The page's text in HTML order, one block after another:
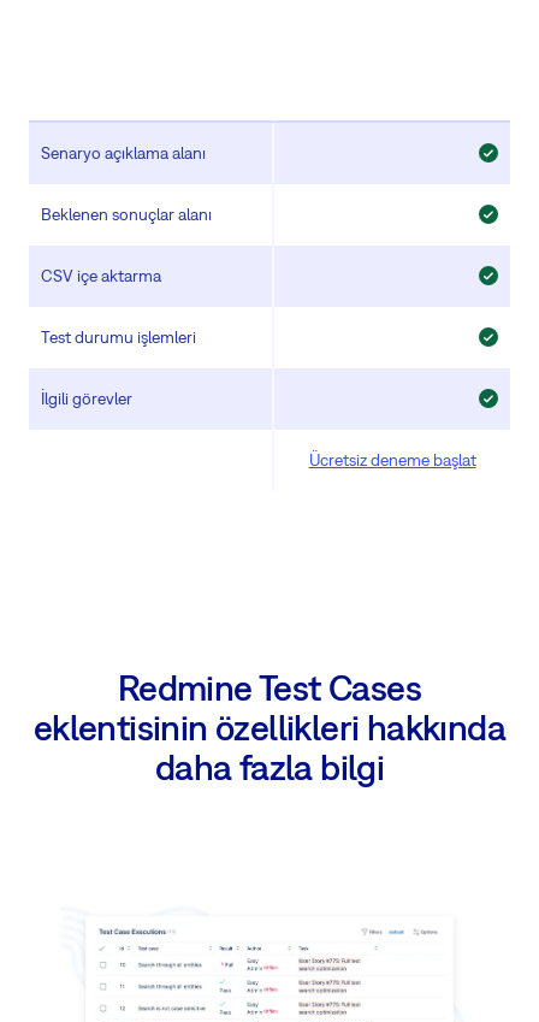
Senaryo açıklama alanı
Beklenen sonuçlar alanı
CSV içe aktarma
Test durumu işlemleri
İlgili görevler
Ücretsiz deneme başlat
Redmine Test Cases
eklentisinin özellikleri hakkında
daha fazla bilgi